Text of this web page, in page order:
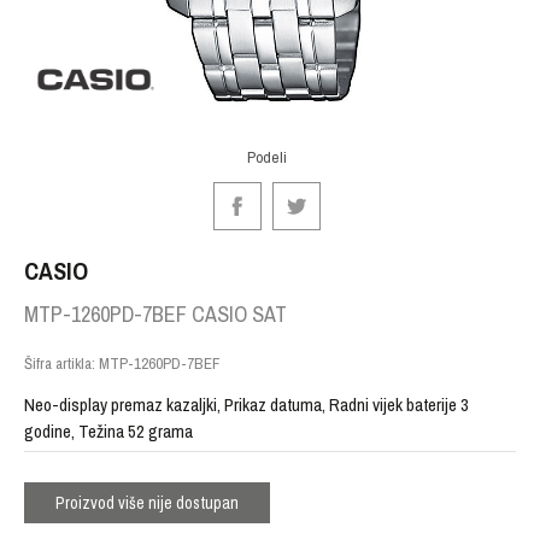
Podeli
CASIO
MTP-1260PD-7BEF CASIO SAT
Šifra artikla: MTP-1260PD-7BEF
Neo-display premaz kazaljki, Prikaz datuma, Radni vijek baterije 3
godine, Težina 52 grama
Proizvod više nije dostupan